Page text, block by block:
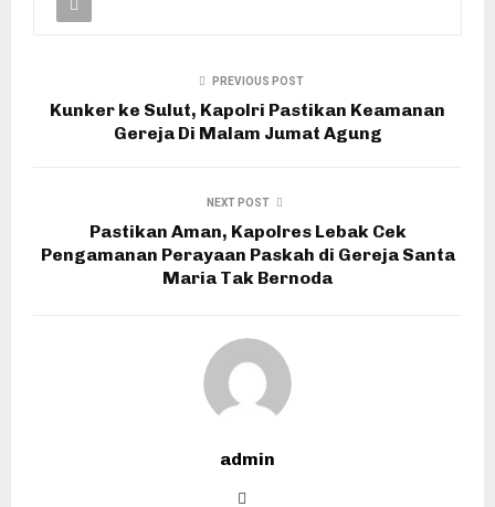
PREVIOUS POST
Kunker ke Sulut, Kapolri Pastikan Keamanan
Gereja Di Malam Jumat Agung
NEXT POST
Pastikan Aman, Kapolres Lebak Cek
Pengamanan Perayaan Paskah di Gereja Santa
Maria Tak Bernoda
admin